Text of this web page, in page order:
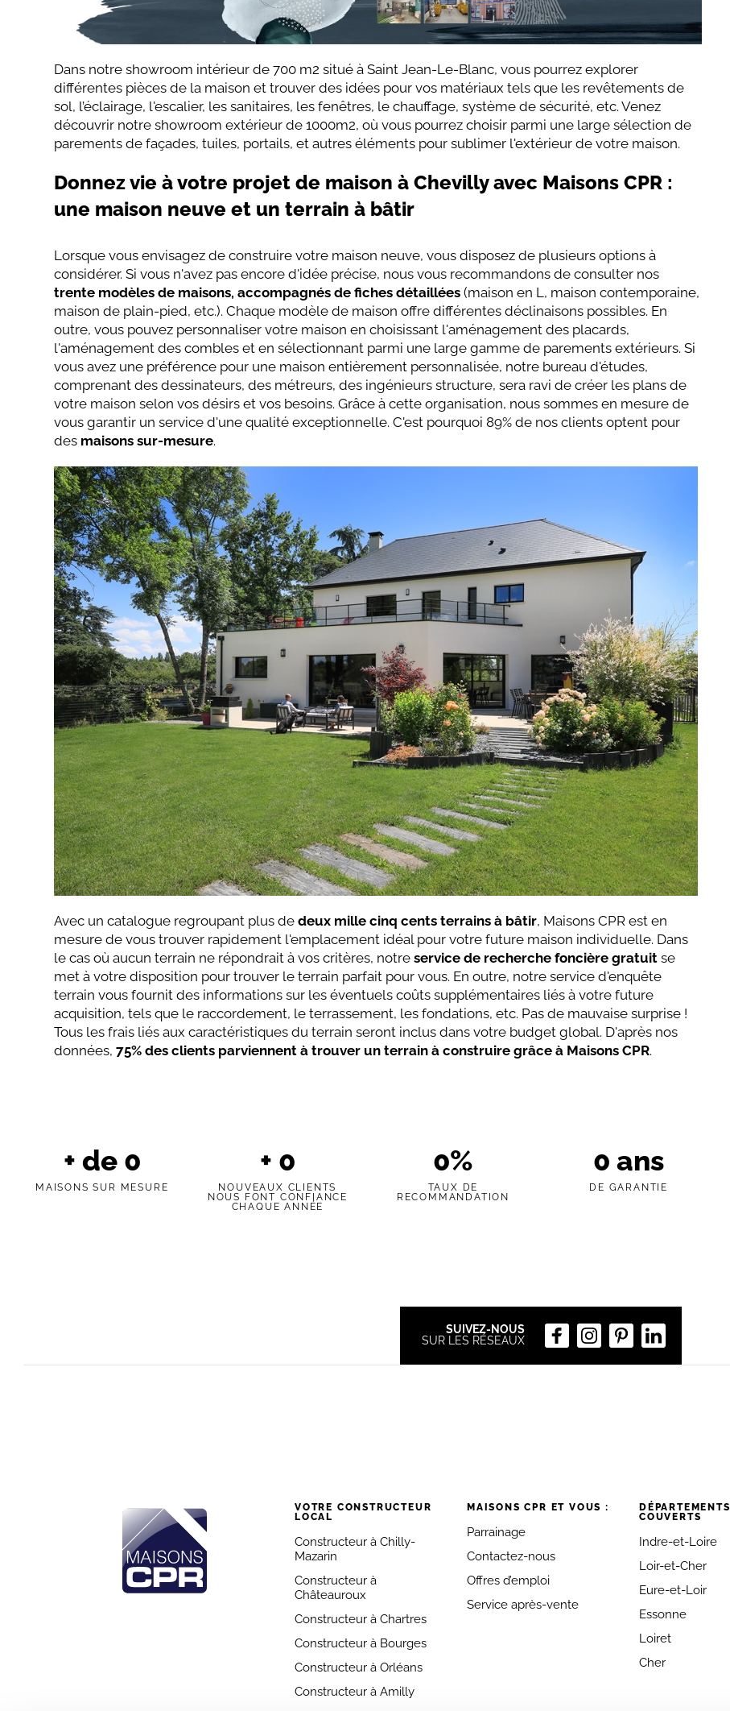
Dans notre showroom intérieur de 700 m2 situé à Saint Jean-Le-Blanc, vous pourrez explorer
différentes pièces de la maison et trouver des idées pour vos matériaux tels que les revêtements de
sol, l’éclairage, l'escalier, les sanitaires, les fenêtres, le chauffage, système de sécurité, etc. Venez
découvrir notre showroom extérieur de 1000m2, où vous pourrez choisir parmi une large sélection de
parements de façades, tuiles, portails, et autres éléments pour sublimer l'extérieur de votre maison.
Donnez vie à votre projet de maison à Chevilly avec Maisons CPR :
une maison neuve et un terrain à bâtir
Lorsque vous envisagez de construire votre maison neuve, vous disposez de plusieurs options à
considérer. Si vous n'avez pas encore d'idée précise, nous vous recommandons de consulter nos
trente modèles de maisons, accompagnés de fiches détaillées (maison en L, maison contemporaine,
maison de plain-pied, etc.). Chaque modèle de maison offre différentes déclinaisons possibles. En
outre, vous pouvez personnaliser votre maison en choisissant l'aménagement des placards,
l'aménagement des combles et en sélectionnant parmi une large gamme de parements extérieurs. Si
vous avez une préférence pour une maison entièrement personnalisée, notre bureau d'études,
comprenant des dessinateurs, des métreurs, des ingénieurs structure, sera ravi de créer les plans de
votre maison selon vos désirs et vos besoins. Grâce à cette organisation, nous sommes en mesure de
vous garantir un service d'une qualité exceptionnelle. C'est pourquoi 89% de nos clients optent pour
des maisons sur-mesure.
Avec un catalogue regroupant plus dedeux mille cinq cents terrains à bâtir, Maisons CPR est en
mesure de vous trouver rapidement l'emplacement idéal pour votre future maison individuelle. Dans
le cas où aucun terrain ne répondrait à vos critères, notreservice de recherche foncière gratuit se
met à votre disposition pour trouver le terrain parfait pour vous. En outre, notre service d'enquête
terrain vous fournit des informations sur les éventuels coûts supplémentaires liés à votre future
acquisition, tels que le raccordement, le terrassement, les fondations, etc. Pas de mauvaise surprise !
Tous les frais liés aux caractéristiques du terrain seront inclus dans votre budget global. D'après nos
données,75% des clients parviennent à trouver un terrain à construire grâce à Maisons CPR.
+ de 0
MAISONS SUR MESURE
+ 0
NOUVEAUX CLIENTS
NOUS FONT CONFIANCE
CHAQUE ANNÉE
0%
TAUX DE
RECOMMANDATION
0 ans
DE GARANTIE
SUIVEZ-NOUS
SUR LES RÉSEAUX
VOTRE CONSTRUCTEUR
LOCAL
Constructeur à Chilly-
Mazarin
Constructeur à
Châteauroux
Constructeur à Chartres
Constructeur à Bourges
Constructeur à Orléans
Constructeur à Amilly
MAISONS CPR ET VOUS :
Parrainage
Contactez-nous
Offres d’emploi
Service après-vente
DÉPARTEMENTS
COUVERTS
Indre-et-Loire
Loir-et-Cher
Eure-et-Loir
Essonne
Loiret
Cher